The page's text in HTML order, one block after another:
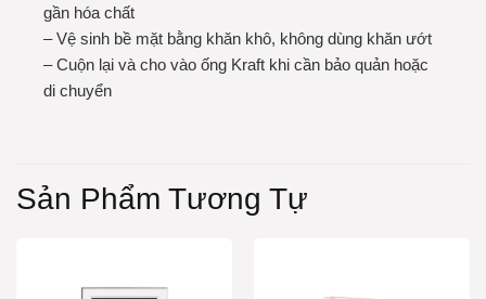
gần hóa chất
– Vệ sinh bề mặt bằng khăn khô, không dùng khăn ướt
– Cuộn lại và cho vào ống Kraft khi cần bảo quản hoặc
di chuyển
Sản Phẩm Tương Tự